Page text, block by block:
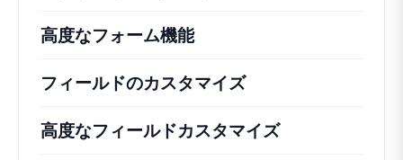
高度なフォーム機能
フィールドのカスタマイズ
高度なフィールドカスタマイズ